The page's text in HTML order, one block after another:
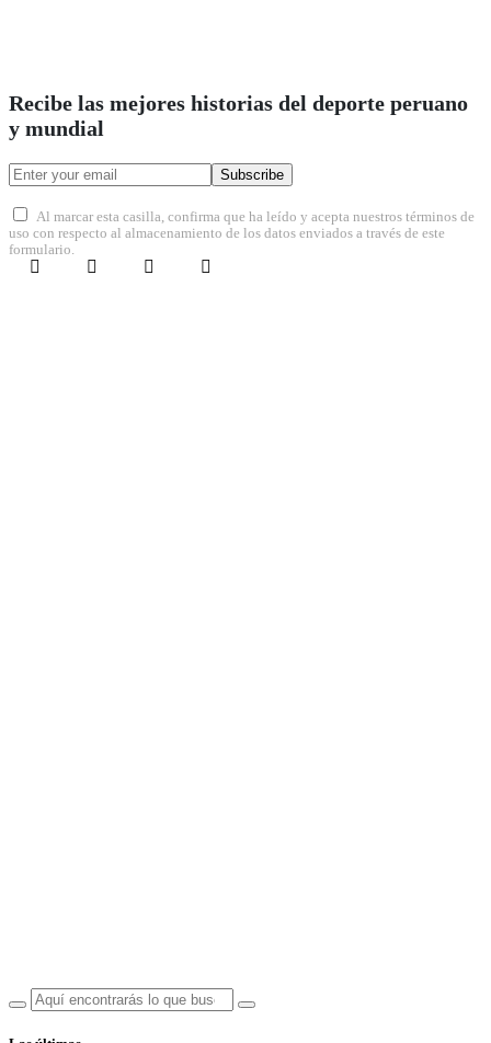
Recibe las mejores historias del deporte peruano
y mundial
Subscribe
Al marcar esta casilla, confirma que ha leído y acepta nuestros términos de
uso con respecto al almacenamiento de los datos enviados a través de este
formulario.